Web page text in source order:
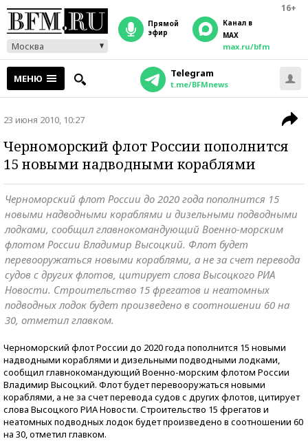
16+
Москва
прямой
эфир
Канал в
MAX
max.ru/bfm
МЕНЮ Telegram
t.me/BFMnews
23 июня 2010, 10:27
Черноморский флот России пополнится
15 новыми надводными кораблями
Черноморский флот России до 2020 года пополнится 15
новыми надводными кораблями и дизельными подводными
лодками, сообщил главнокомандующий Военно-морским
флотом России Владимир Высоцкий. Флот будет
перевооружаться новыми кораблями, а не за счет перевода
судов с других флотов, цитирует слова Высоцкого РИА
Новости. Строительство 15 фрегатов и неатомных
подводных лодок будет произведено в соотношении 60 на
30, отметил главком.
Черноморский флот России до 2020 года пополнится 15 новыми
надводными кораблями и дизельными подводными лодками,
сообщил главнокомандующий Военно-морским флотом России
Владимир Высоцкий. Флот будет перевооружаться новыми
кораблями, а не за счет перевода судов с других флотов, цитирует
слова Высоцкого РИА Новости. Строительство 15 фрегатов и
неатомных подводных лодок будет произведено в соотношении 60
на 30, отметил главком.